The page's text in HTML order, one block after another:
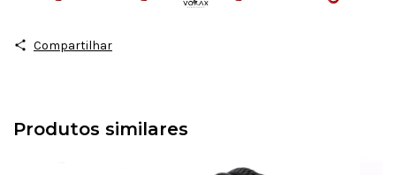
Compartilhar
Produtos similares